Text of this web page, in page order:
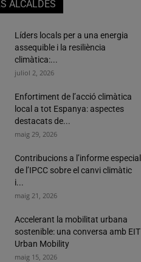
ALCALDES
Líders locals per a una energia
assequible i la resiliència
climàtica:...
juliol 2, 2026
Enfortiment de l’acció climàtica
local a tot Espanya: aspectes
destacats de...
maig 29, 2026
Contribucions a l’informe especial
de l’IPCC sobre el canvi climàtic
i...
maig 21, 2026
Accelerant la mobilitat urbana
sostenible: una conversa amb EIT
Urban Mobility
maig 15, 2026